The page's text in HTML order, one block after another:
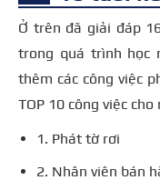
Ở trên đã giải đáp
trong quá trình học
thêm các công việc
TOP 10 công việc
1. Phát tờ rơi
2. Nhân viên bán